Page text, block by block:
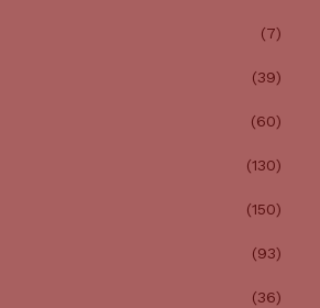
(7)
(39)
(60)
(130)
(150)
(93)
(36)